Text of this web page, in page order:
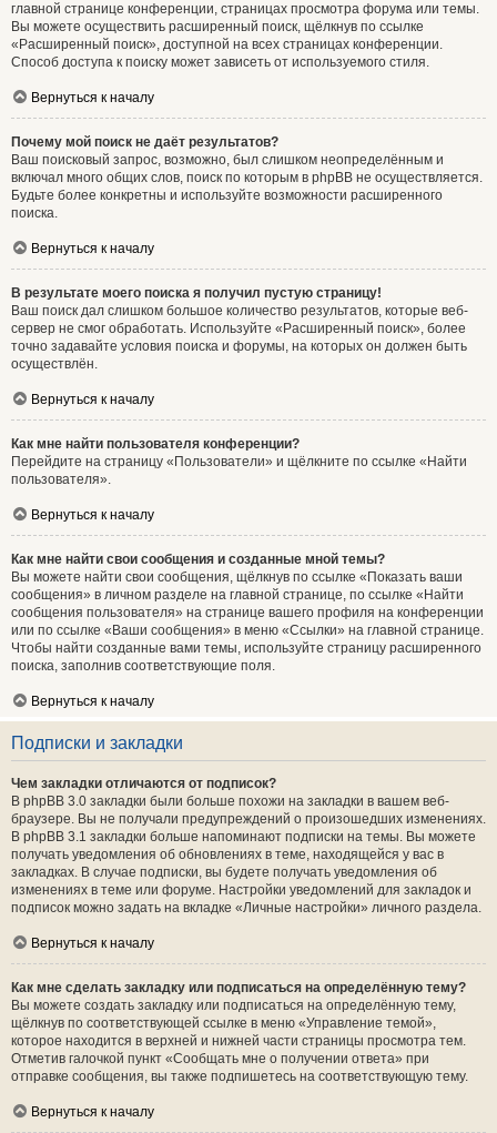
главной странице конференции, страницах просмотра форума или темы.
Вы можете осуществить расширенный поиск, щёлкнув по ссылке
«Расширенный поиск», доступной на всех страницах конференции.
Способ доступа к поиску может зависеть от используемого стиля.
Вернуться к началу
Почему мой поиск не даёт результатов?
Ваш поисковый запрос, возможно, был слишком неопределённым и
включал много общих слов, поиск по которым в phpBB не осуществляется.
Будьте более конкретны и используйте возможности расширенного
поиска.
Вернуться к началу
В результате моего поиска я получил пустую страницу!
Ваш поиск дал слишком большое количество результатов, которые веб-
сервер не смог обработать. Используйте «Расширенный поиск», более
точно задавайте условия поиска и форумы, на которых он должен быть
осуществлён.
Вернуться к началу
Как мне найти пользователя конференции?
Перейдите на страницу «Пользователи» и щёлкните по ссылке «Найти
пользователя».
Вернуться к началу
Как мне найти свои сообщения и созданные мной темы?
Вы можете найти свои сообщения, щёлкнув по ссылке «Показать ваши
сообщения» в личном разделе на главной странице, по ссылке «Найти
сообщения пользователя» на странице вашего профиля на конференции
или по ссылке «Ваши сообщения» в меню «Ссылки» на главной странице.
Чтобы найти созданные вами темы, используйте страницу расширенного
поиска, заполнив соответствующие поля.
Вернуться к началу
Подписки и закладки
Чем закладки отличаются от подписок?
В phpBB 3.0 закладки были больше похожи на закладки в вашем веб-
браузере. Вы не получали предупреждений о произошедших изменениях.
В phpBB 3.1 закладки больше напоминают подписки на темы. Вы можете
получать уведомления об обновлениях в теме, находящейся у вас в
закладках. В случае подписки, вы будете получать уведомления об
изменениях в теме или форуме. Настройки уведомлений для закладок и
подписок можно задать на вкладке «Личные настройки» личного раздела.
Вернуться к началу
Как мне сделать закладку или подписаться на определённую тему?
Вы можете создать закладку или подписаться на определённую тему,
щёлкнув по соответствующей ссылке в меню «Управление темой»,
которое находится в верхней и нижней части страницы просмотра тем.
Отметив галочкой пункт «Сообщать мне о получении ответа» при
отправке сообщения, вы также подпишетесь на соответствующую тему.
Вернуться к началу